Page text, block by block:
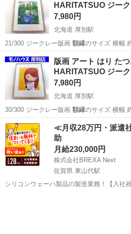
HARITATSUO ジー
7,980円
北海道 厚別駅
21/300 ジークレー版画 額縁のサイズ 横幅
北海道 札幌市 厚別駅 その他
版画 アート はり た
HARITATSUO ジー
7,980円
北海道 厚別駅
30/300 ジークレー版画 額縁のサイズ 横幅
北海道 札幌市 厚別駅 その他
≪月収28万円・派遣
助
月給230,000円
株式会社BREXA Next
佐賀県 東山代駅
シリコンウェーハ製品の製造業務！【入社